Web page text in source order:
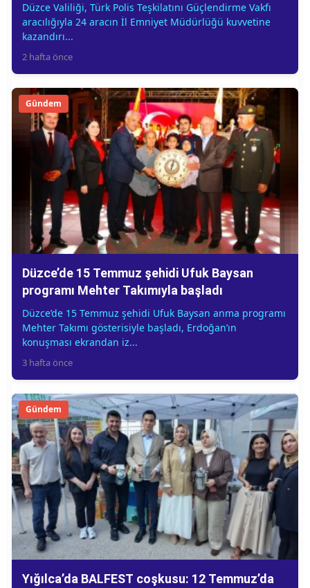
Düzce Valiliği, Türk Polis Teşkilatını Güçlendirme Vakfı
aracılığıyla 24 aracın İl Emniyet Müdürlüğü kuvvetine
kazandırı...
2 hafta önce
Gündem
Düzce’de 15 Temmuz şehidi Ufuk Baysan
programı Mehter Takımıyla başladı
Düzce’de 15 Temmuz şehidi Ufuk Baysan anma programı
Mehter Takımı gösterisiyle başladı, Erdoğan’ın
konuşması ekrandan iz...
3 hafta önce
Gündem
Yığılca’da BALFEST coşkusu: 12 Temmuz’da